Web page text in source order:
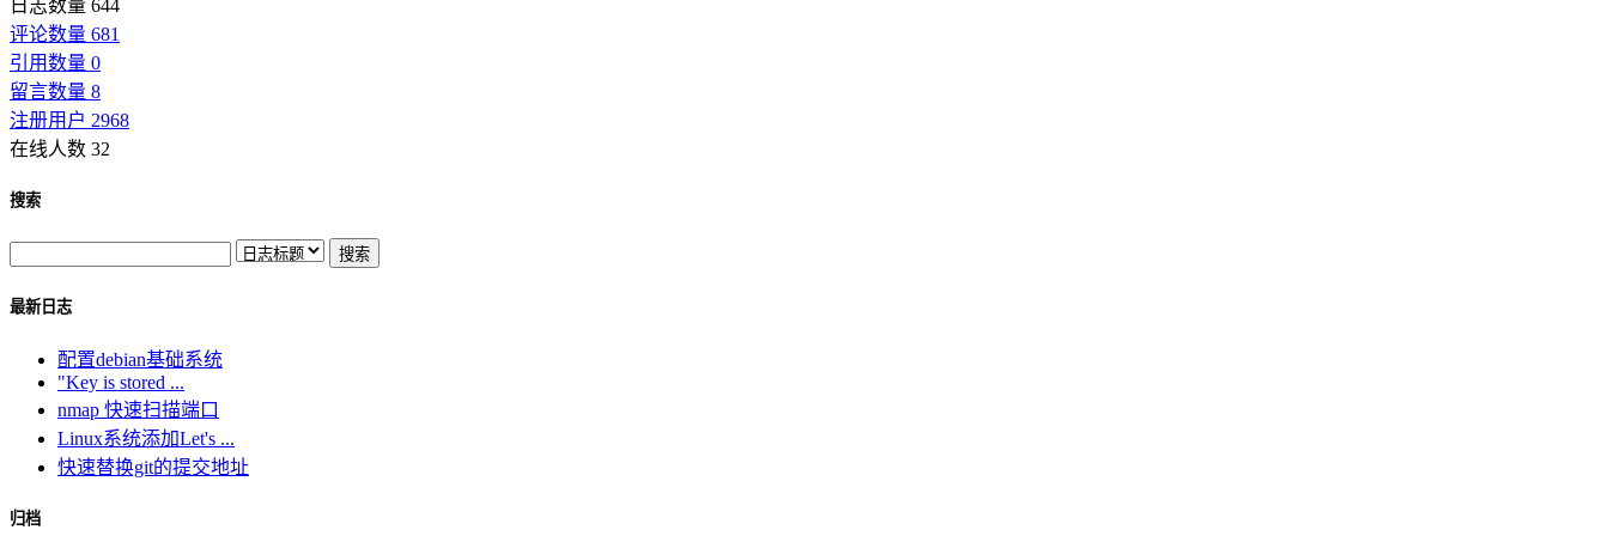
日志数量 644
评论数量 681
引用数量 0
留言数量 8
注册用户 2968
在线人数 32
搜索
最新日志
配置debian基础系统
"Key is stored ...
nmap 快速扫描端口
Linux系统添加Let's ...
快速替换git的提交地址
归档